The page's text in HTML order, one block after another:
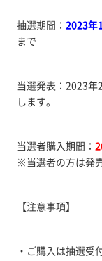
抽選期間： 2023年
まで
当選発表：2023
します。
当選者購入期間：
※当選者の方は発
【注意事項】
・ご購入は抽選受